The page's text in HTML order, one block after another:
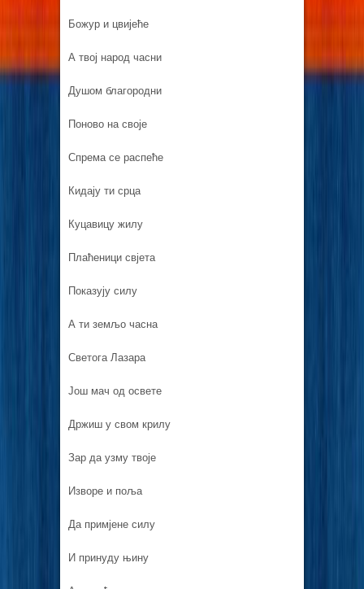
Божур и цвијеће
А твој народ часни
Душом благородни
Поново на своје
Спрема се распеће
Кидају ти срца
Куцавицу жилу
Плаћеници свјета
Показују силу
А ти земљо часна
Светога Лазара
Још мач од освете
Држиш у свом крилу
Зар да узму твоје
Изворе и поља
Да примјене силу
И принуду њину